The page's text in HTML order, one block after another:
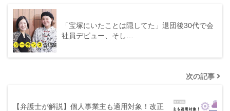
「宝塚にいたことは隠してた」退団後30代で会
社員デビュー、そし…
次の記事
【弁護士が解説】個人事業主も適用対象！改正